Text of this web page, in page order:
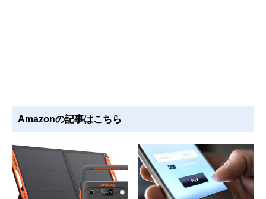
Amazonの記事はこちら